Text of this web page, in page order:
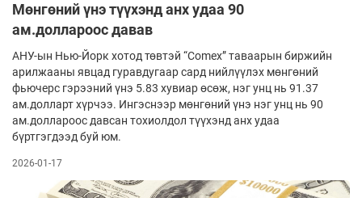
Мөнгөний үнэ түүхэнд анх удаа 90
ам.доллароос давав
АНУ-ын Нью-Йорк хотод төвтэй “Comex” таваарын биржийн
арилжааны явцад гуравдугаар сард нийлүүлэх мөнгөний
фьючерс гэрээний үнэ 5.83 хувиар өсөж, нэг унц нь 91.37
ам.долларт хүрчээ. Ингэснээр мөнгөний үнэ нэг унц нь 90
ам.доллароос давсан тохиолдол түүхэнд анх удаа
бүртгэгдээд буй юм.
2026-01-17